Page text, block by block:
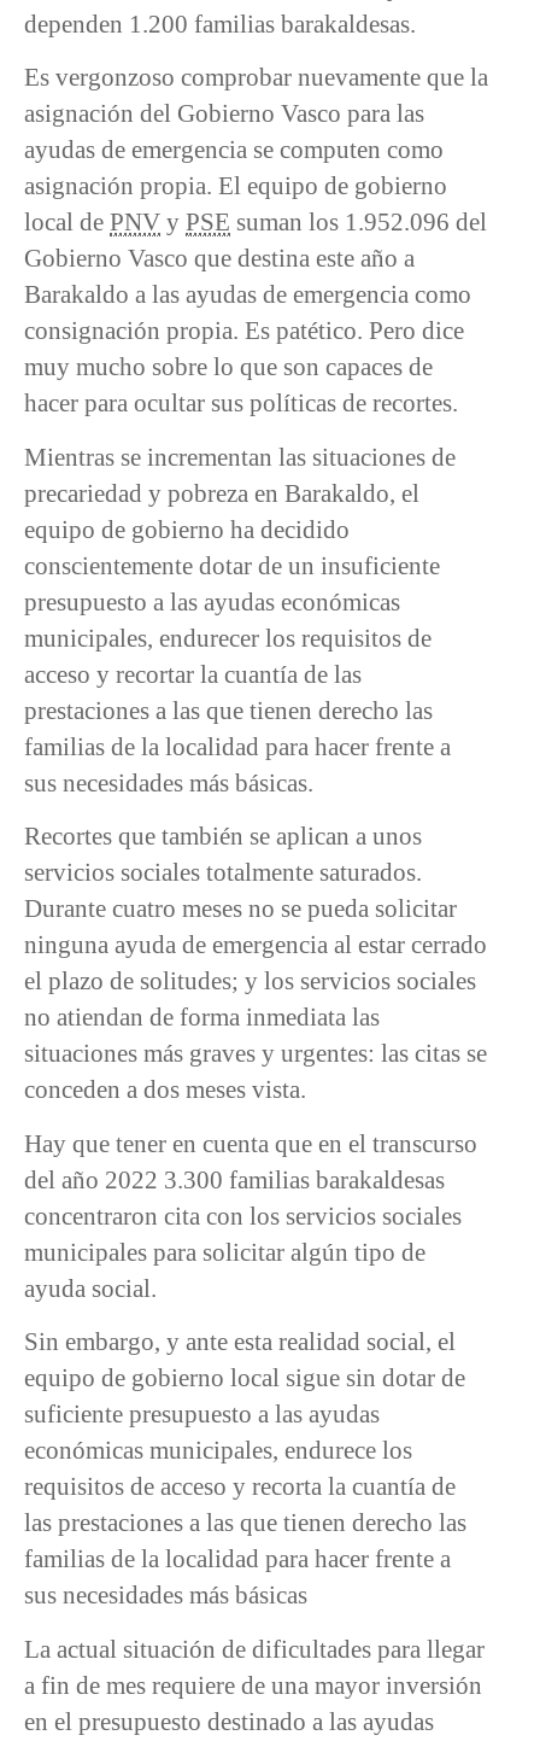
dependen 1.200 familias barakaldesas.
Es vergonzoso comprobar nuevamente que la
asignación del Gobierno Vasco para las
ayudas de emergencia se computen como
asignación propia. El equipo de gobierno
local de PNV y PSE suman los 1.952.096 del
Gobierno Vasco que destina este año a
Barakaldo a las ayudas de emergencia como
consignación propia. Es patético. Pero dice
muy mucho sobre lo que son capaces de
hacer para ocultar sus políticas de recortes.
Mientras se incrementan las situaciones de
precariedad y pobreza en Barakaldo, el
equipo de gobierno ha decidido
conscientemente dotar de un insuficiente
presupuesto a las ayudas económicas
municipales, endurecer los requisitos de
acceso y recortar la cuantía de las
prestaciones a las que tienen derecho las
familias de la localidad para hacer frente a
sus necesidades más básicas.
Recortes que también se aplican a unos
servicios sociales totalmente saturados.
Durante cuatro meses no se pueda solicitar
ninguna ayuda de emergencia al estar cerrado
el plazo de solitudes; y los servicios sociales
no atiendan de forma inmediata las
situaciones más graves y urgentes: las citas se
conceden a dos meses vista.
Hay que tener en cuenta que en el transcurso
del año 2022 3.300 familias barakaldesas
concentraron cita con los servicios sociales
municipales para solicitar algún tipo de
ayuda social.
Sin embargo, y ante esta realidad social, el
equipo de gobierno local sigue sin dotar de
suficiente presupuesto a las ayudas
económicas municipales, endurece los
requisitos de acceso y recorta la cuantía de
las prestaciones a las que tienen derecho las
familias de la localidad para hacer frente a
sus necesidades más básicas
La actual situación de dificultades para llegar
a fin de mes requiere de una mayor inversión
en el presupuesto destinado a las ayudas